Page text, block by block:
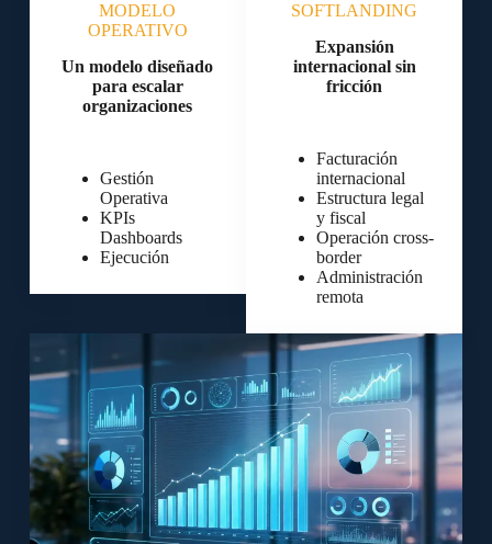
MODELO
OPERATIVO
Un modelo diseñado
para escalar
organizaciones
Gestión
Operativa
KPIs
Dashboards
Ejecución
SOFTLANDING
Expansión
internacional sin
fricción
Facturación
internacional
Estructura legal
y fiscal
Operación cross-
border
Administración
remota